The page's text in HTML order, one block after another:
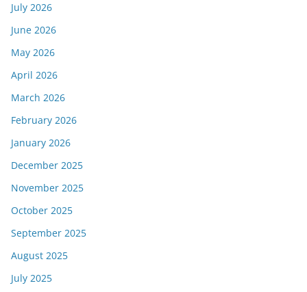
July 2026
June 2026
May 2026
April 2026
March 2026
February 2026
January 2026
December 2025
November 2025
October 2025
September 2025
August 2025
July 2025